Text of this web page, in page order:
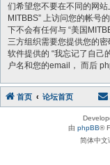
们希望您不要在不同的网
MITBBS” 上访问您的帐号
下不会有任何与 “美国
三方组织需要您提供您的
软件提供的 “我忘记了自己
户名和您的email， 而后
首页 论坛首页
由 phpBB®
简体中文